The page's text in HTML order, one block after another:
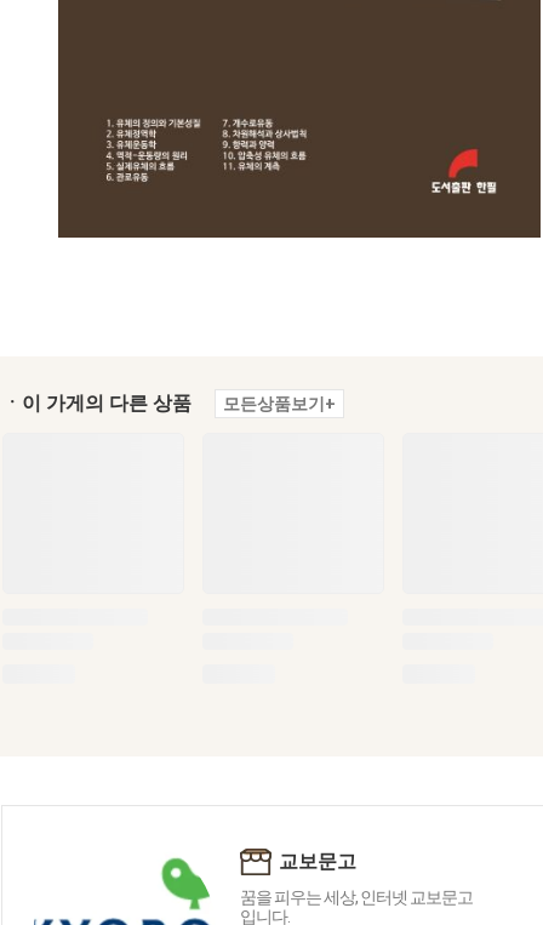
ㆍ이 가게의 다른 상품 모든상품보기+
교보문고
꿈을 피우는 세상, 인터넷 교보문고
입니다.